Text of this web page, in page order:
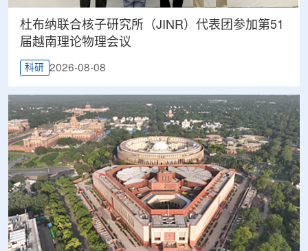
杜布纳联合核子研究所（JINR）代表团参加第51
届越南理论物理会议
科研 2026-08-08